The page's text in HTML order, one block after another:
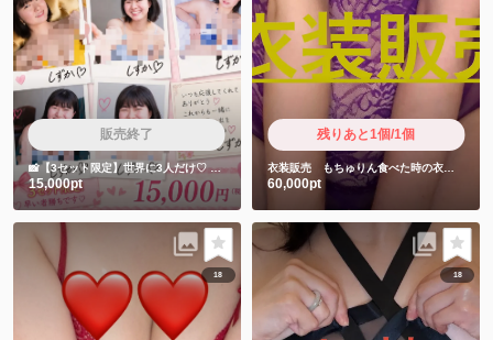
販売終了
📸【3セット限定】世界に3人だけ♡ しずかちゃん直筆サイン入りチェキ5枚セット
15,000pt
残りあと1個/1個
衣装販売 もちゅりん食べた時の衣装です❤️
60,000pt
18 18